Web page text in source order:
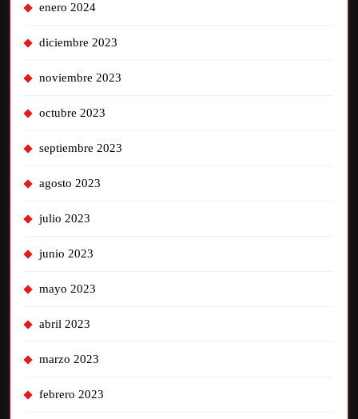
enero 2024
diciembre 2023
noviembre 2023
octubre 2023
septiembre 2023
agosto 2023
julio 2023
junio 2023
mayo 2023
abril 2023
marzo 2023
febrero 2023